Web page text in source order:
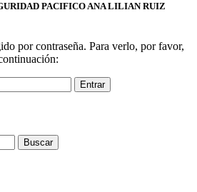
PACIFICO ANA LILIAN RUIZ
por contraseña. Para verlo, por favor,